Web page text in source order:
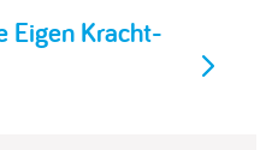
Eigen Kracht-